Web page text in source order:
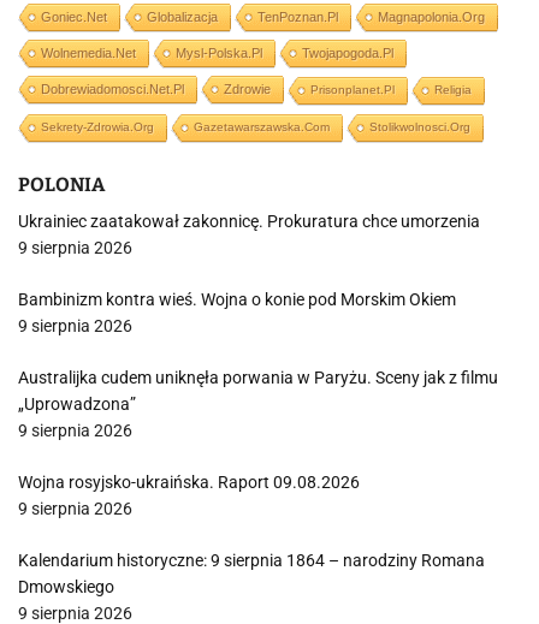
Goniec.net Globalizacja TenPoznan.pl Magnapolonia.org
Wolnemedia.net Mysl-Polska.pl Twojapogoda.pl
Dobrewiadomosci.net.pl Zdrowie Prisonplanet.pl Religia
Sekrety-Zdrowia.org Gazetawarszawska.com Stolikwolnosci.org
POLONIA
Ukrainiec zaatakował zakonnicę. Prokuratura chce umorzenia
9 sierpnia 2026
Bambinizm kontra wieś. Wojna o konie pod Morskim Okiem
9 sierpnia 2026
Australijka cudem uniknęła porwania w Paryżu. Sceny jak z filmu
„Uprowadzona”
9 sierpnia 2026
Wojna rosyjsko-ukraińska. Raport 09.08.2026
9 sierpnia 2026
Kalendarium historyczne: 9 sierpnia 1864 – narodziny Romana
Dmowskiego
9 sierpnia 2026